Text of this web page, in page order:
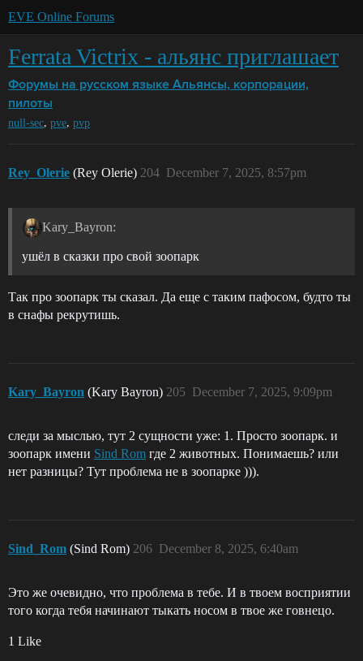
EVE Online Forums
Ferrata Victrix - альянс приглашает
Форумы на русском языке Альянсы, корпорации,
пилоты
null-sec, pve, pvp
Rey_Olerie (Rey Olerie) December 7, 2025, 8:57pm
204
Kary_Bayron:
ушёл в сказки про свой зоопарк
Так про зоопарк ты сказал. Да еще с таким пафосом, будто ты
в снафы рекрутишь.
Kary_Bayron (Kary Bayron) December 7, 2025, 9:09pm
205
следи за мыслью, тут 2 сущности уже: 1. Просто зоопарк. и
зоопарк имени Sind Rom где 2 животных. Понимаешь? или
нет разницы? Тут проблема не в зоопарке ))).
Sind_Rom (Sind Rom) December 8, 2025, 6:40am
206
Это же очевидно, что проблема в тебе. И в твоем восприятии
того когда тебя начинают тыкать носом в твое же говнецо.
1 Like